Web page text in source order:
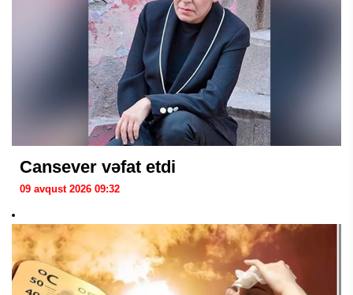
Cansever vəfat etdi
09 avqust 2026 09:32